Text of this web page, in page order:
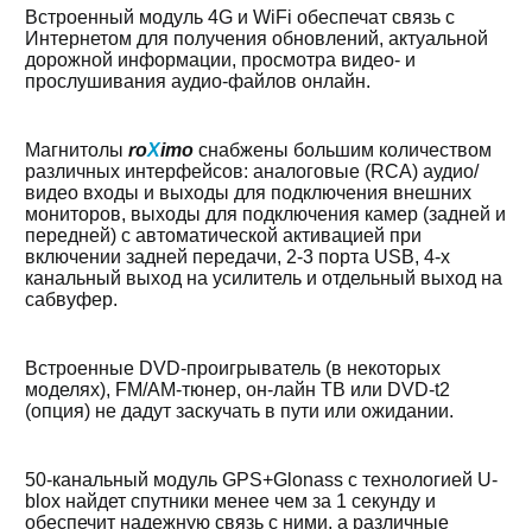
Встроенный модуль 4G и WiFi обеспечат связь с
Интернетом для получения обновлений, актуальной
дорожной информации, просмотра видео- и
прослушивания аудио-файлов онлайн.
Магнитолы roXimo снабжены большим количеством
различных интерфейсов: аналоговые (RCA) аудио/
видео входы и выходы для подключения внешних
мониторов, выходы для подключения камер (задней и
передней) с автоматической активацией при
включении задней передачи, 2-3 порта USB, 4-х
канальный выход на усилитель и отдельный выход на
сабвуфер.
Встроенные DVD-проигрыватель (в некоторых
моделях), FM/AM-тюнер, он-лайн ТВ или DVD-t2
(опция) не дадут заскучать в пути или ожидании.
50-канальный модуль GPS+Glonass с технологией U-
blox найдет спутники менее чем за 1 секунду и
обеспечит надежную связь с ними, а различные